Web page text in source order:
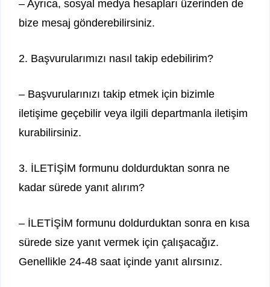
– Ayrıca, sosyal medya hesapları üzerinden de
bize mesaj gönderebilirsiniz.
2. Başvurularımızı nasıl takip edebilirim?
– Başvurularınızı takip etmek için bizimle
iletişime geçebilir veya ilgili departmanla iletişim
kurabilirsiniz.
3. İLETİŞİM formunu doldurduktan sonra ne
kadar sürede yanıt alırım?
– İLETİŞİM formunu doldurduktan sonra en kısa
sürede size yanıt vermek için çalışacağız.
Genellikle 24-48 saat içinde yanıt alırsınız.